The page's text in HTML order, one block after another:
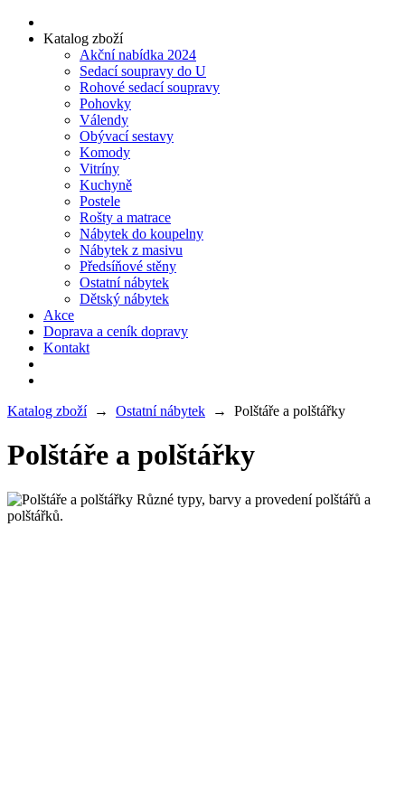
Katalog zboží
Akční nabídka 2024
Sedací soupravy do U
Rohové sedací soupravy
Pohovky
Válendy
Obývací sestavy
Komody
Vitríny
Kuchyně
Postele
Rošty a matrace
Nábytek do koupelny
Nábytek z masivu
Předsíňové stěny
Ostatní nábytek
Dětský nábytek
Akce
Doprava a ceník dopravy
Kontakt
Katalog zboží→ Ostatní nábytek → Polštáře a polštářky
Polštáře a polštářky